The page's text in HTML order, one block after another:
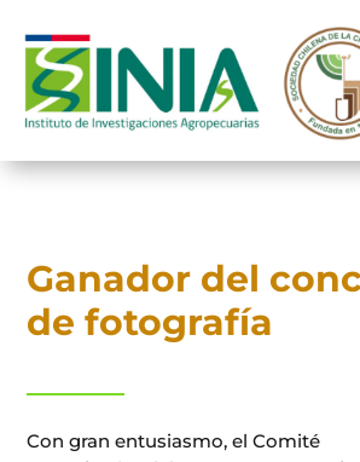
Ganador del
de fotografía
Con gran entusiasmo, el Comité